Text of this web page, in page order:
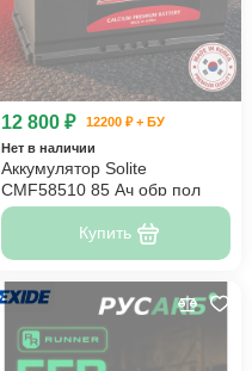
12 800 ₽
12200 ₽ + БУ
Нет в наличии
Аккумулятор Solite
CMF58510 85 Ач обр пол
Купить